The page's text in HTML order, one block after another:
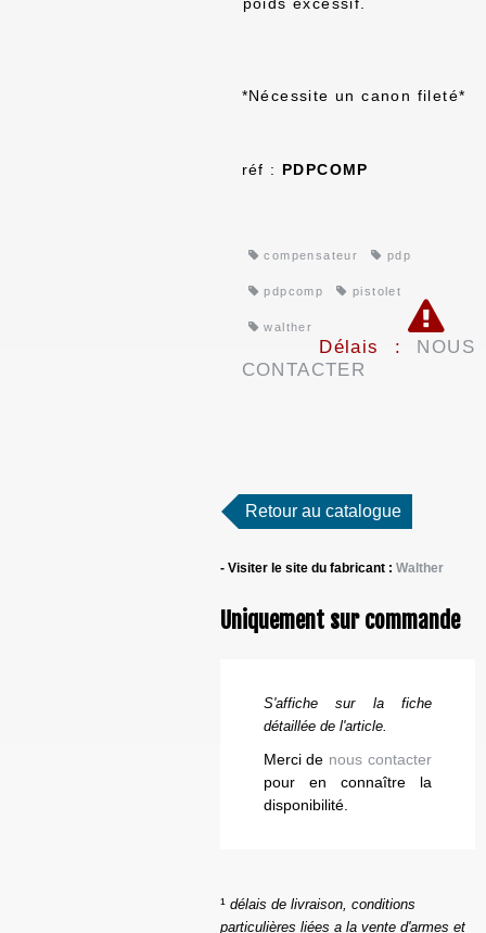
poids excessif.
*Nécessite un canon fileté*
réf : PDPCOMP
compensateur pdp
pdpcomp pistolet
walther
Délais : NOUS
CONTACTER
Retour au catalogue
- Visiter le site du fabricant : Walther
Uniquement sur commande
S'affiche sur la fiche
détaillée de l'article.
Merci de nous contacter
pour en connaître la
disponibilité.
¹ délais de livraison, conditions
particulières liées a la vente d'armes et